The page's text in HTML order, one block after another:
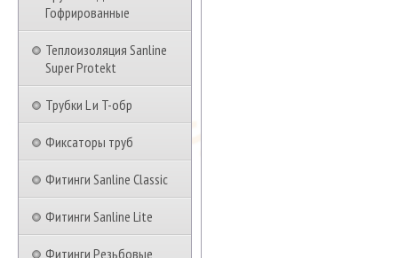
Гофрированные
Теплоизоляция Sanline
Super Protekt
Трубки L и T-обр
Фиксаторы труб
Фитинги Sanline Classic
Фитинги Sanline Lite
Фитинги Резьбовые